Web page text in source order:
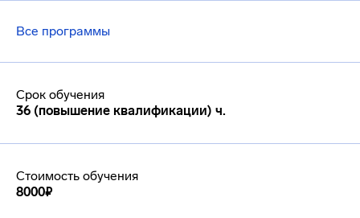
Все программы
Срок обучения
36 (повышение квалификации) ч.
Стоимость обучения
8000₽